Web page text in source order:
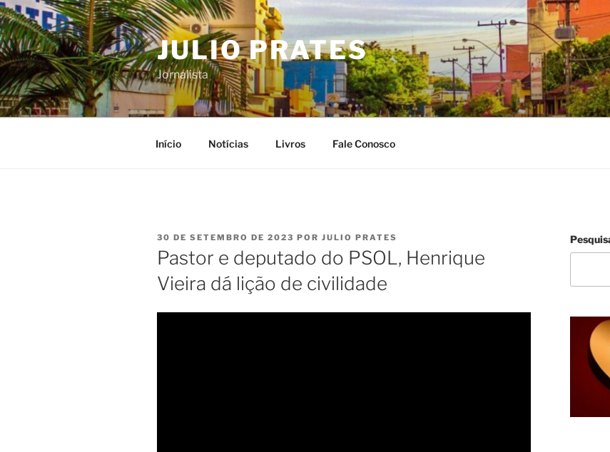
Pular
para
o
conteúdo
JULIO PRATES
Jornalista
Início Notícias Livros Fale Conosco
PUBLICADO
EM
30 DE SETEMBRO DE 2023 POR JULIO PRATES
Pastor e deputado do PSOL, Henrique
Vieira dá lição de civilidade